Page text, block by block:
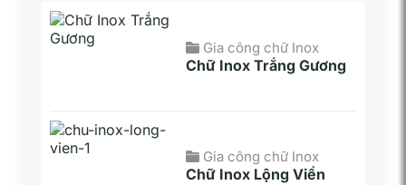
Gia công chữ Inox
Chữ Inox Trắng Gương
Gia công chữ Inox
Chữ Inox Lộng Viền